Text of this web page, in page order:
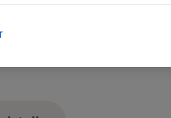
Hipotiroidismo en